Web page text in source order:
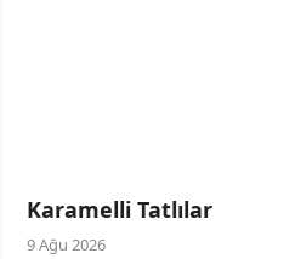
Karamelli Tatlılar
9 Ağu 2026